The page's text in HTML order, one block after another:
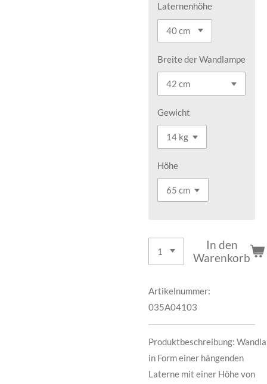
Laternenhöhe
Breite der Wandlampe
Gewicht
Höhe
In den
Warenkorb
Artikelnummer:
035A04103
Produktbeschreibung:
in Form einer hängenden
Laterne mit einer Höhe von